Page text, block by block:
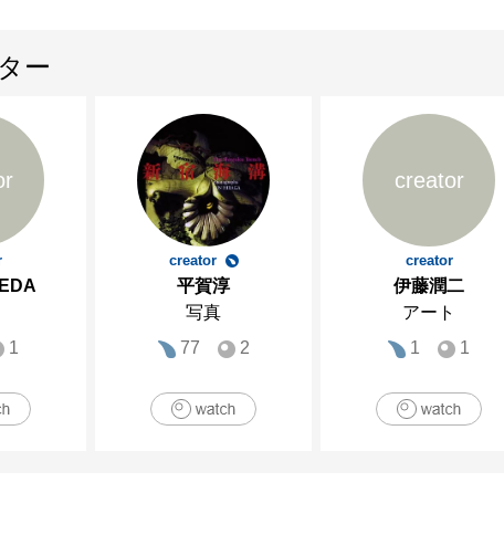
ー
1
creator
平賀淳
写真
77
2
creator
creator
伊藤潤二
アート
1
1